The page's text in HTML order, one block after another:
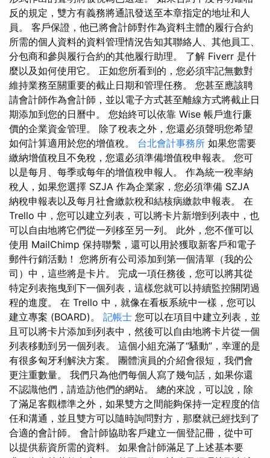
反的規定，雙方有義務將通訊發送至本章指定的地址和人
員。 客戶保證，他已將會計師對作為資料主體的履行合約
所需的個人資料的資料管理情況告知其聯絡人、其他員工、
分包商和參與履行合約的其他履行助理。 了解 Fiverr 是什
麼以及如何使用它。 正如您所看到的，您必須牢記無數對
維持業務至關重要的截止日期和管理任務。 您甚至應該聘
請會計師作為會計師，並以電子方式甚至離線方式將截止日
期添加到您的日曆中。 您始終可以依靠 Wise 帳戶進行廉
價的企業資金管理。 除了稅表之外，您還必須聲明您希望
如何計算適用於您的增值稅。 台北會計事務所 如果您需要
繳納增值稅且不免稅，您還必須準備增值稅申報表。 您可
以是每月、每季或每年的增值稅申報人。 作為統一稅率納
稅人，如果您選擇 SZJA 作為企業家，您必須準備 SZJA
納稅申報表以及每月社會繳款稅和結核病繳款申報表。 在
Trello 中，您可以建立列表，可以將卡片新增到列表中，也
可以自由地將它們從一列移至另一列。 此外，您不僅可以
使用 MailChimp 保持聯繫，還可以用於獲取新客戶和電子
郵件行銷活動！ 您將所有公司添加到第一個清單（我的公
司）中，這些將是卡片。 完成一項任務後，您可以將其從
特定列表拖曳到下一個列表，這樣您就可以持續監控關閉過
程的進度。 在 Trello 中，就像在看板系統中一樣，您可以
建立專案 (BOARD)。 記帳士 您可以在項目中建立列表，並
且可以將卡片添加到列表中，然後可以自由地將卡片從一個
列表移動到另一個列表。 這個小組充滿了“騷動”，幸運的是
有很多匈牙利解決方案。 團體演員的介紹會很短，我們會
更注重數量。 我們只為他們每個人寫了幾句話，如果你還
不認識他們，請造訪他們的網站。 總的來說，可以說，除
了滿足客觀標準之外，如果雙方之間能夠保持一定程度的信
任和溝通，並且雙方可以隨時詢問對方，那麼就已經找到了
合適的會計師。 會計師協助客戶建立一個登記冊，從中可
以提供薪資所需的資料。 如果會計師滿足了上述基本要